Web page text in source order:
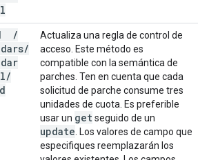
/
/
/
Actualiza una regla de control de
acceso. Este método es
compatible con la semántica de
parches. Ten en cuenta que cada
solicitud de parche consume tres
unidades de cuota. Es preferible
usar un getseguido de un
update . Los valores de campo que
especifiques reemplazarán los